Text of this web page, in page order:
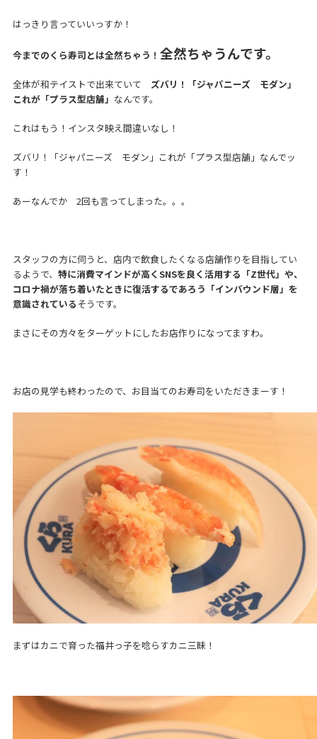
はっきり言っていいっすか！
今までのくら寿司とは全然ちゃう！ 全然ちゃうんです。
全体が和テイストで出来ていて
ズバリ！「ジャパニーズ モダン」
これが「プラス型店舗」 なんです。
これはもう！インスタ映え間違いなし！
ズバリ！「ジャパニーズ モダン」これが「プラス型店舗」なんでッ
す！
あーなんでか 2回も言ってしまった。。。
スタッフの方に伺うと、店内で飲食したくなる店舗作りを目指してい
るようで、 特に消費マインドが高くSNSを良く活用する「Z世代」や、
コロナ禍が落ち着いたときに復活するであろう「インバウンド層」を
意識されているそうです。
まさにその方々をターゲットにしたお店作りになってますわ。
お店の見学も終わったので、お目当てのお寿司をいただきまーす！
まずはカニで育った福井っ子を唸らすカニ三昧！